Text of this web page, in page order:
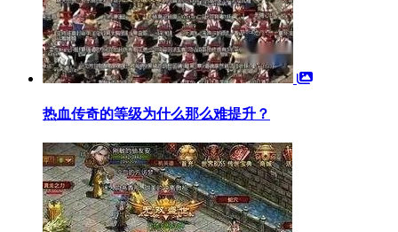
热血传奇的等级为什么那么难提升？